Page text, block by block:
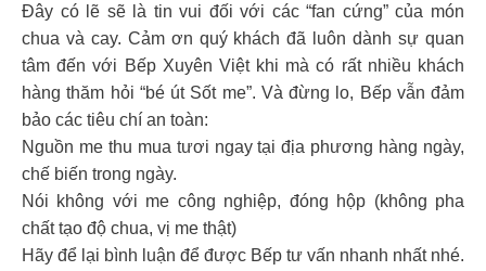
Đây có lẽ sẽ là tin vui đối với các “fan cứng” của món
chua và cay. Cảm ơn quý khách đã luôn dành sự quan
tâm đến với Bếp Xuyên Việt khi mà có rất nhiều khách
hàng thăm hỏi “bé út Sốt me”. Và đừng lo, Bếp vẫn đảm
bảo các tiêu chí an toàn:
Nguồn me thu mua tươi ngay tại địa phương hàng ngày,
chế biến trong ngày.
Nói không với me công nghiệp, đóng hộp (không pha
chất tạo độ chua, vị me thật)
Hãy để lại bình luận để được Bếp tư vấn nhanh nhất nhé.